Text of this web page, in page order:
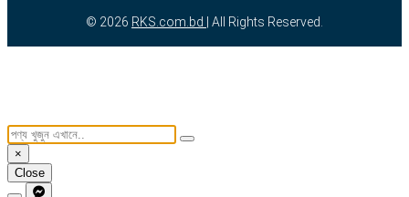
© 2026 RKS.com.bd | All Rights Reserved.
×
Close